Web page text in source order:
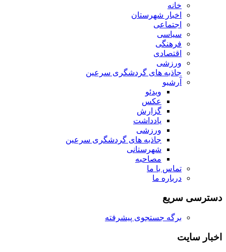
خانه
اخبار شهرستان
اجتماعی
سیاسی
فرهنگی
اقتصادی
ورزشی
جاذبه های گردشگری سرعین
آرشیو
ویدئو
عکس
گزارش
یادداشت
ورزشی
جاذبه های گردشگری سرعین
شهرستانی
مصاحبه
تماس با ما
درباره ما
دسترسی سریع
برگه جستجوی پیشرفته
اخبار سایت